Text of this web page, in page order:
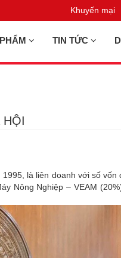
Khuyến mại
TIN TỨC
là liên doanh với số
Nông Nghiệp – VEAM